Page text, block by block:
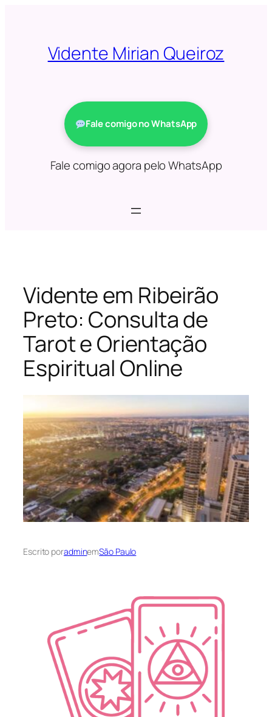
conteúdoVidente Mirian Queiroz
Fale comigo no WhatsApp
Fale comigo agora pelo WhatsApp
Vidente em Ribeirão
Preto: Consulta de
Tarot e Orientação
Espiritual Online
Escrito poradminemSão Paulo